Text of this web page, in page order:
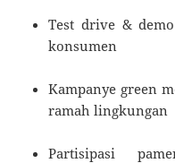
Test drive &
konsumen
Kampanye green
ramah lingkungan
Partisipasi